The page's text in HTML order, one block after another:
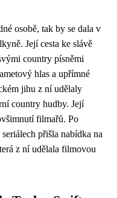
osobě, tak by se dala v
Její cesta ke slávě
country písněmi
hlas a upřímné
jihu z ní udělaly
country hudby. Její
filmařů. Po
přišla nabídka na
z ní udělala filmovou